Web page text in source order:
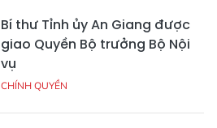
Bí thư Tỉnh ủy An Giang được
giao Quyền Bộ trưởng Bộ Nội
vụ
CHÍNH QUYỀN